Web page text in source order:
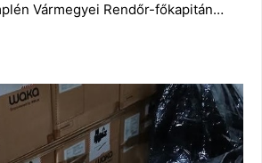
Vármegyei Rendőr-főkapitán…